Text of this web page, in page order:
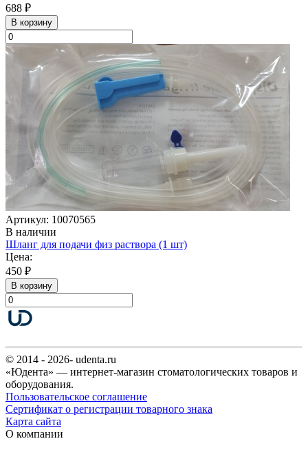
688 ₽
В корзину
Артикул: 10070565
В наличии
Шланг для подачи физ раствора (1 шт)
Цена:
450 ₽
В корзину
© 2014 - 2026- udenta.ru
«Юдента» — интернет-магазин стоматологических товаров и
оборудования.
Пользовательское соглашение
Сертификат о регистрации товарного знака
Карта сайта
О компании